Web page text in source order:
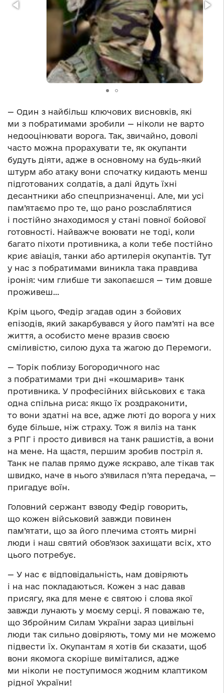
— Один з найбільш ключових висновків, які
ми з побратимами зробили — ніколи не варто
недооцінювати ворога. Так, звичайно, доволі
часто можна прорахувати те, як окупанти
будуть діяти, адже в основному на будь-який
штурм або атаку вони спочатку кидають менш
підготованих солдатів, а далі йдуть їхні
десантники або спецпризначенці. Але, ми усі
пам’ятаємо про те, що рано розслаблятися
і постійно знаходимося у стані повної бойової
готовності. Найважче воювати не тоді, коли
багато піхоти противника, а коли тебе постійно
криє авіація, танки або артилерія окупантів. Тут
у нас з побратимами виникла така правдива
іронія: чим глибше ти закопаєшся — тим довше
проживеш…
Крім цього, Федір згадав один з бойових
епізодів, який закарбувався у його пам’яті на все
життя, а особисто мене вразив своєю
сміливістю, силою духа та жагою до Перемоги.
— Торік поблизу Богородичного нас
з побратимами три дні «кошмарив» танк
противника. У професійних військових є така
одна спільна риса: якщо їх роздраконити,
то вони здатні на все, адже люті до ворога у них
буде більше, ніж страху. Тож я виліз на танк
з РПГ і просто дивився на танк рашистів, а вони
на мене. На щастя, першим зробив постріл я.
Танк не палав прямо дуже яскраво, але тікав так
швидко, наче в нього з’явилася п’ята передача, —
пригадує воїн.
Головний сержант взводу Федір говорить,
що кожен військовий завжди повинен
пам’ятати, що за його плечима стоять мирні
люди і наш святий обов’язок захищати всіх, хто
цього потребує.
— У нас є відповідальність, нам довіряють
і на нас покладаються. Кожен з нас давав
присягу, яка для мене є святою і слова якої
завжди лунають у моєму серці. Я поважаю те,
що Збройним Силам України зараз цивільні
люди так сильно довіряють, тому ми не можемо
підвести їх. Окупантам я хотів би сказати, щоб
вони якомога скоріше виміталися, адже
ми ніколи не поступимося жодним клаптиком
рідної України!